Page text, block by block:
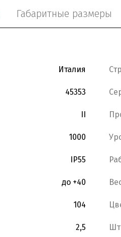
Габаритные размеры
Италия
45353
II
1000
IP55
до +40
104
2,5